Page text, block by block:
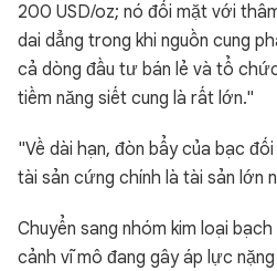
200 USD/oz; nó đối mặt với
dai dẳng trong khi nguồn cung
cả dòng đầu tư bán lẻ và tổ
tiềm năng siết cung là rất lớn."
"Về dài hạn, đòn bẩy của bạc
tài sản cứng chính là tài sản lớn
Chuyển sang nhóm kim loại
cảnh vĩ mô đang gây áp lực